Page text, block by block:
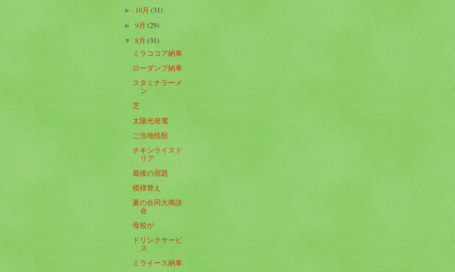
►10月(31)
►9月(29)
▼8月(31)
ミラココア納車
ローダンプ納車
スタミナラーメ
ン
芝
太陽光発電
ご当地怪獣
チキンライスド
リア
最後の宿題
模様替え
夏の合同大商談
会
母校が
ドリンクサービ
ス
ミライース納車